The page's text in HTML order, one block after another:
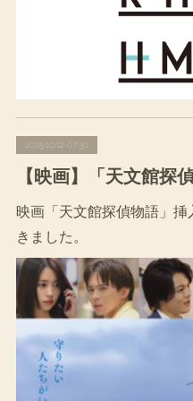
2025.10.12 07:30
【映画】「天文館探
映画「天文館探偵物語」
きました。